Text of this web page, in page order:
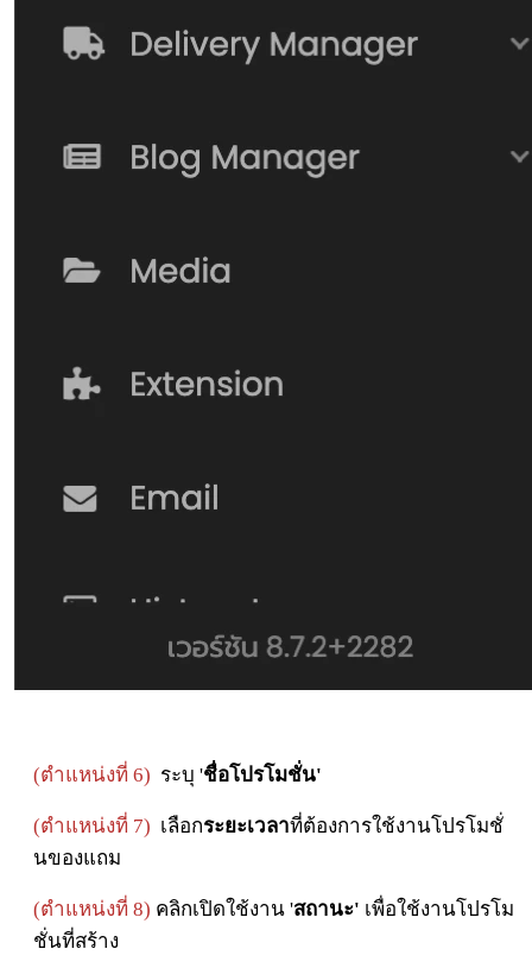
(ตำแหน่งที่ 6) ระบุ 'ชื่อโปรโมชั่น'
(ตำแหน่งที่ 7) เลือกระยะเวลาที่ต้องการใช้งานโปรโมชั่
นของแถม
(ตำแหน่งที่ 8) คลิกเปิดใช้งาน 'สถานะ' เพื่อใช้งานโปรโม
ชั่นที่สร้าง